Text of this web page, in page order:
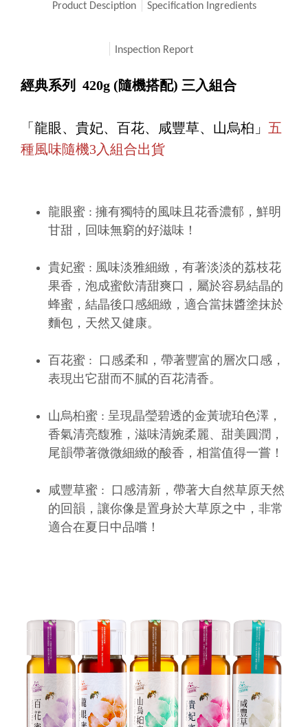
Product Desciption Specification Ingredients
Inspection Report
經典系列 420g (隨機搭配) 三入組合
「龍眼、貴妃、百花、咸豐草、山烏桕」 五
種風味隨機3入組合出貨
龍眼蜜 : 擁有獨特的風味且花香濃郁，鮮明
甘甜，回味無窮的好滋味！
貴妃蜜 : 風味淡雅細緻，有著淡淡的荔枝花
果香，泡成蜜飲清甜爽口，屬於容易結晶的
蜂蜜，結晶後口感細緻，適合當抹醬塗抹於
麵包，天然又健康。
百花蜜 : 口感柔和，帶著豐富的層次口感，
表現出它甜而不膩的百花清香。
山烏桕蜜 : 呈現晶瑩碧透的金黃琥珀色澤，
香氣清亮馥雅，滋味清婉柔麗、甜美圓潤，
尾韻帶著微微細緻的酸香，相當值得一嘗！
咸豐草蜜 : 口感清新，帶著大自然草原天然
的回韻，讓你像是置身於大草原之中，非常
適合在夏日中品嚐！